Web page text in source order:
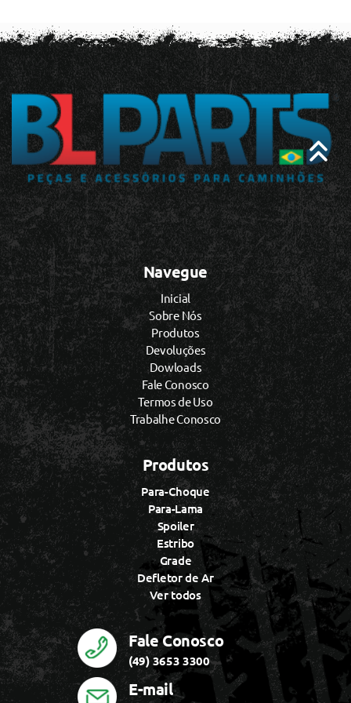
Navegue
Inicial
Sobre Nós
Produtos
Devoluções
Dowloads
Fale Conosco
Termos de Uso
Trabalhe Conosco
Produtos
Para-Choque
Para-Lama
Spoiler
Estribo
Grade
Defletor de Ar
Ver todos
Fale Conosco
(49) 3653 3300
E-mail